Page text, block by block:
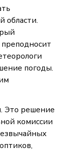
области.
погоды.
Это решение
комиссии